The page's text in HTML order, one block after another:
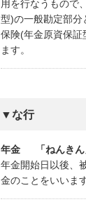
用を行なうもので
型)の一般勘定部分
保険(年金原資保証
ます。
▼な行
年金
「ねんきん
年金開始日以後、
金のことをいいます